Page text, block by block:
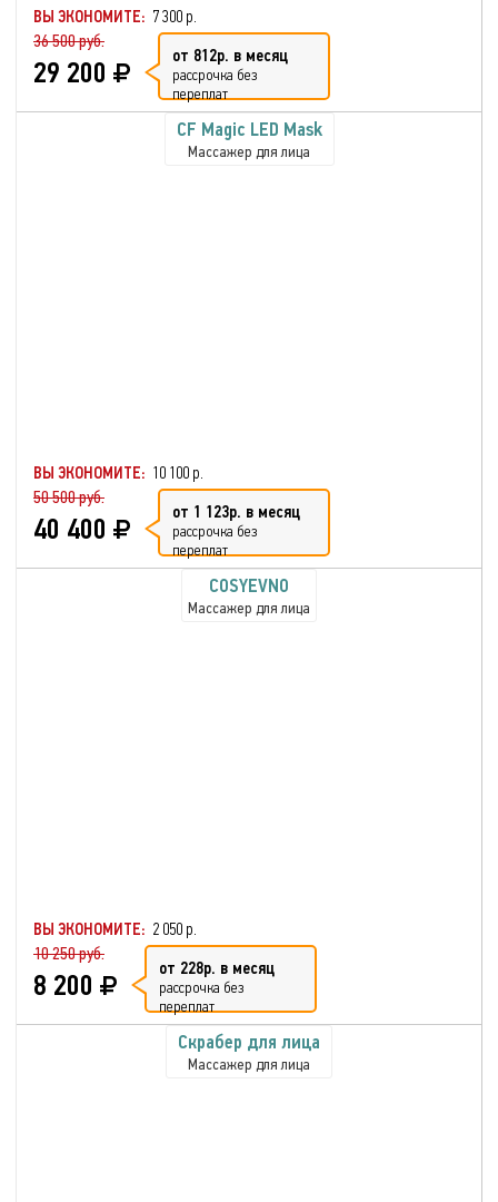
ВЫ ЭКОНОМИТЕ: 7 300 р.
36 500 руб.
29 200 от 812р. в месяц
рассрочка без
переплат
CF Magic LED Mask
Массажер для лица
ВЫ ЭКОНОМИТЕ: 10 100 р.
50 500 руб.
40 400 от 1 123р. в месяц
рассрочка без
переплат
COSYEVNO
Массажер для лица
ВЫ ЭКОНОМИТЕ: 2 050 р.
10 250 руб.
8 200 от 228р. в месяц
рассрочка без
переплат
Скрабер для лица
Массажер для лица